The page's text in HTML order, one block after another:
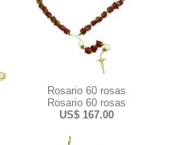
Rosario 60 rosas
Rosario 60 rosas
US$ 167.00